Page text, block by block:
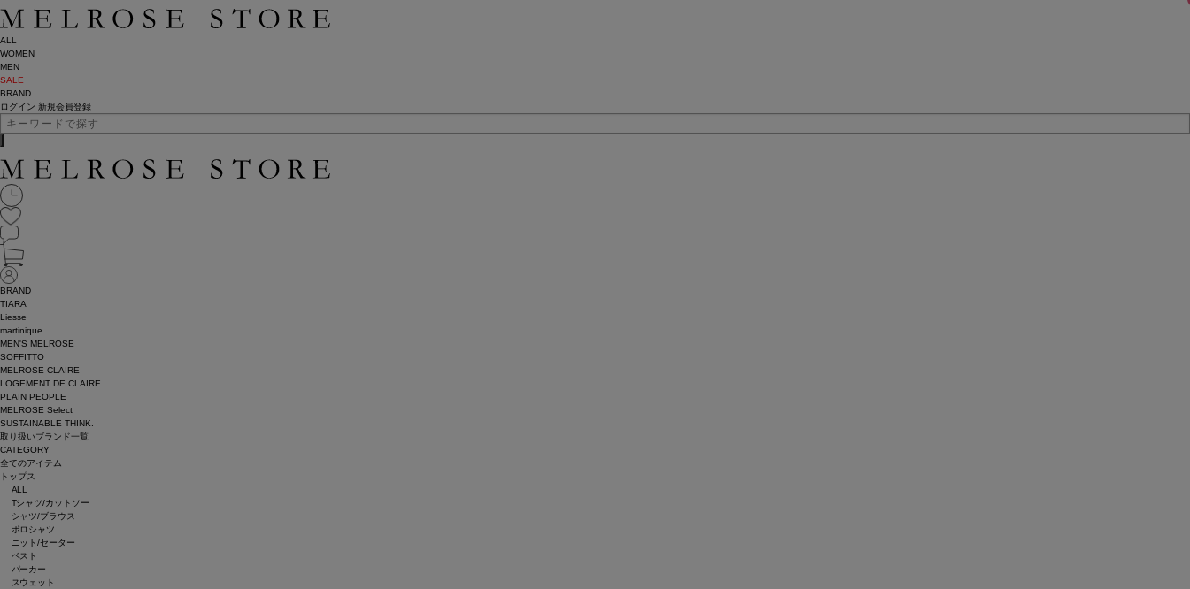
ALL
WOMEN
MEN
SALE
BRAND
ログイン 新規会員登録
BRAND
TIARA
Liesse
martinique
MEN'S MELROSE
SOFFITTO
MELROSE CLAIRE
LOGEMENT DE CLAIRE
PLAIN PEOPLE
MELROSE Select
SUSTAINABLE THINK.
取り扱いブランド一覧
CATEGORY
全てのアイテム
トップス
ALL
Tシャツ/カットソー
シャツ/ブラウス
ポロシャツ
ニット/セーター
ベスト
パーカー
スウェット